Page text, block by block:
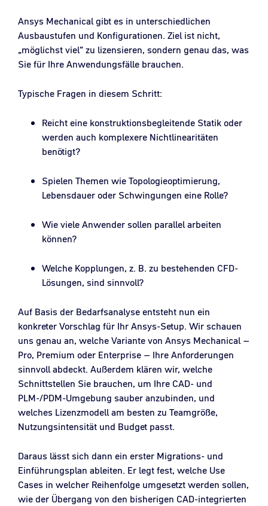
Ansys Mechanical gibt es in unterschiedlichen
Ausbaustufen und Konfigurationen. Ziel ist nicht,
„möglichst viel“ zu lizensieren, sondern genau das, was
Sie für Ihre Anwendungsfälle brauchen.
Typische Fragen in diesem Schritt:
Reicht eine konstruktionsbegleitende Statik oder
werden auch komplexere Nichtlinearitäten
benötigt?
Spielen Themen wie Topologieoptimierung,
Lebensdauer oder Schwingungen eine Rolle?
Wie viele Anwender sollen parallel arbeiten
können?
Welche Kopplungen, z. B. zu bestehenden CFD-
Lösungen, sind sinnvoll?
Auf Basis der Bedarfsanalyse entsteht nun ein
konkreter Vorschlag für Ihr Ansys-Setup. Wir schauen
uns genau an, welche Variante von Ansys Mechanical –
Pro, Premium oder Enterprise – Ihre Anforderungen
sinnvoll abdeckt. Außerdem klären wir, welche
Schnittstellen Sie brauchen, um Ihre CAD- und
PLM-/PDM-Umgebung sauber anzubinden, und
welches Lizenzmodell am besten zu Teamgröße,
Nutzungsintensität und Budget passt.
Daraus lässt sich dann ein erster Migrations- und
Einführungsplan ableiten. Er legt fest, welche Use
Cases in welcher Reihenfolge umgesetzt werden sollen,
wie der Übergang von den bisherigen CAD-integrierten